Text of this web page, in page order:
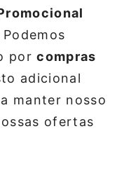
porcompras
adicional
manter nosso
ofertas